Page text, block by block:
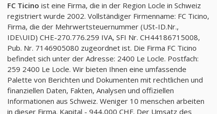
FC Ticino ist eine Firma, die in der Region Locle in Schweiz
registriert wurde 2002. Vollständiger Firmenname: FC Ticino,
Firma, die der Mehrwertsteuernummer (USt-ID.Nr.,
IDE\UID) CHE-270.776.259 IVA, SFI Nr. CH44186715008,
Pub. Nr. 7146905080 zugeordnet ist. Die Firma FC Ticino
befindet sich unter der Adresse: 2400 Le Locle. Postfach:
259 2400 Le Locle. Wir bieten Ihnen eine umfassende
Palette von Berichten und Dokumenten mit rechtlichen und
finanziellen Daten, Fakten, Analysen und offiziellen
Informationen aus Schweiz. Weniger 10 menschen arbeiten
in dieser Firma. Kapital - 944,000 CHF. Der Umsatz des